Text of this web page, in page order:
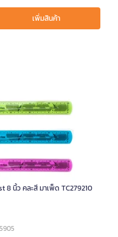
เพิ่มสินค้า
8 นิ้ว คละสี มาเพ็ด TC279210